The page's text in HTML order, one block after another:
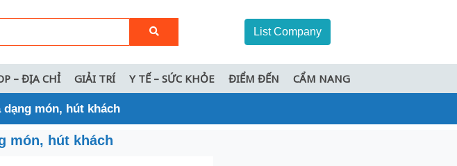
List Company
– ĐỊA CHỈ GIẢI TRÍ Y TẾ – SỨC KHỎE ĐIỂM ĐẾN CẨM NANG
món, hút khách
món, hút khách